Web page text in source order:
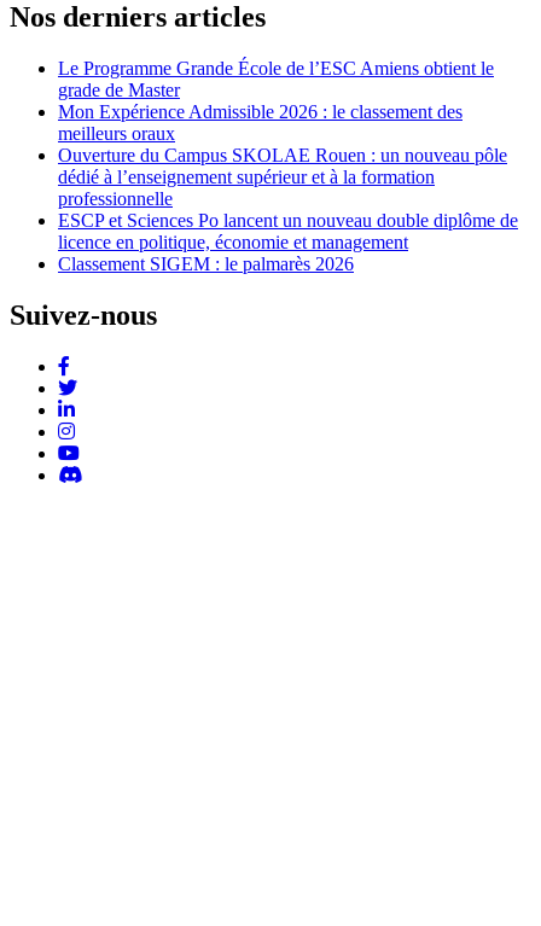
Nos derniers articles
Le Programme Grande École de l’ESC Amiens obtient le
grade de Master
Mon Expérience Admissible 2026 : le classement des
meilleurs oraux
Ouverture du Campus SKOLAE Rouen : un nouveau pôle
dédié à l’enseignement supérieur et à la formation
professionnelle
ESCP et Sciences Po lancent un nouveau double diplôme de
licence en politique, économie et management
Classement SIGEM : le palmarès 2026
Suivez-nous